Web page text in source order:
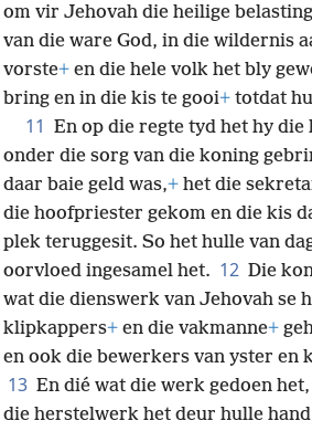
om vir Jehovah die heilige belasting
van die ware God, in die wildernis
vorste+ en die hele volk het bly
bring en in die kis te gooi+ totdat
11 En op die regte tyd het hy
onder die sorg van die koning
daar baie geld was,+ het die
die hoofpriester gekom en die kis
plek teruggesit. So het hulle van
oorvloed ingesamel het. 12 Die
wat die dienswerk van Jehovah se
klipkappers+ en die vakmanne+
en ook die bewerkers van yster en
13 En dié wat die werk gedoen
die herstelwerk het deur hulle